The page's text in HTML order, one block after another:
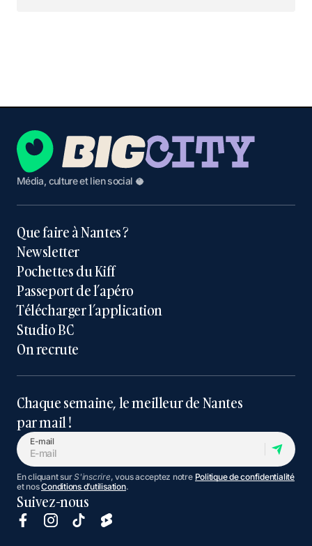
Média, culture et lien social 🥥
Que faire à Nantes ?
Newsletter
Pochettes du Kiff
Passeport de l’apéro
Télécharger l’application
Studio BC
On recrute
Chaque semaine, le meilleur de Nantes
par mail !
E-mail
En cliquant surS'inscrire, vous acceptez notre Politique de confidentialité
et nosConditions d’utilisation.
Suivez-nous